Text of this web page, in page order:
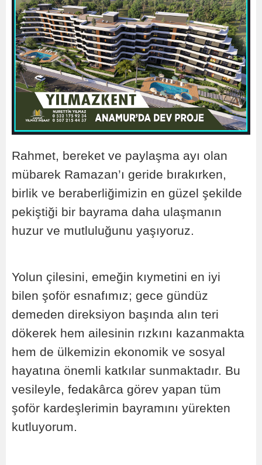
Rahmet, bereket ve paylaşma ayı olan
mübarek Ramazan’ı geride bırakırken,
birlik ve beraberliğimizin en güzel şekilde
pekiştiği bir bayrama daha ulaşmanın
huzur ve mutluluğunu yaşıyoruz.
Yolun çilesini, emeğin kıymetini en iyi
bilen şoför esnafımız; gece gündüz
demeden direksiyon başında alın teri
dökerek hem ailesinin rızkını kazanmakta
hem de ülkemizin ekonomik ve sosyal
hayatına önemli katkılar sunmaktadır. Bu
vesileyle, fedakârca görev yapan tüm
şoför kardeşlerimin bayramını yürekten
kutluyorum.